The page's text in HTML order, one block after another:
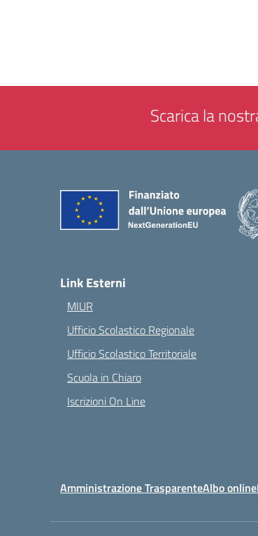
Scarica la
Link Esterni
MIUR
Ufficio Scolastico Regionale
Ufficio Scolastico Territoriale
Scuola in Chiaro
Iscrizioni On Line
Amministrazione TrasparenteAlbo online